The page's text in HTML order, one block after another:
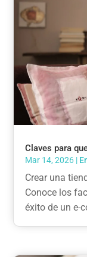
Claves para
Mar 14, 2026 |
Crear una
Conoce los
éxito de un e-